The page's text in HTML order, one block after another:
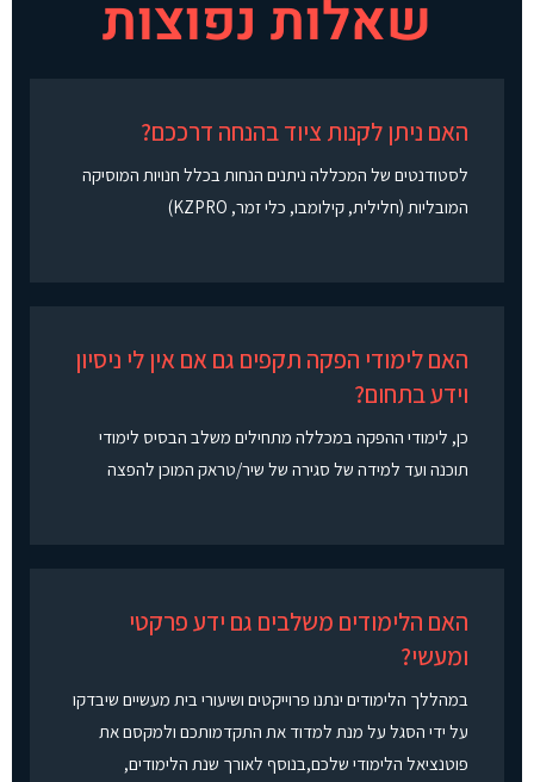
שאלות נפוצות
האם ניתן לקנות ציוד בהנחה דרככם?
לסטודנטים של המכללה ניתנים הנחות בכלל חנויות המוסיקה
המובליות (חלילית, קילומבו, כלי זמר, KZPRO)
האם לימודי הפקה תקפים גם אם אין לי ניסיון
וידע בתחום?
כן, לימודי ההפקה במכללה מתחילים משלב הבסיס לימודי
תוכנה ועד למידה של סגירה של שיר/טראק המוכן להפצה
האם הלימודים משלבים גם ידע פרקטי
ומעשי?
במהללך הלימודים ינתנו פרוייקטים ושיעורי בית מעשיים שיבדקו
על ידי הסגל על מנת למדוד את התקדמותכם ולמקסם את
פוטנציאל הלימודי שלכם,בנוסף לאורך שנת הלימודים,